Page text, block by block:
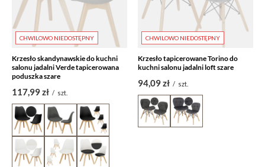
CHWILOWO NIEDOSTĘPNY
Krzesło skandynawskie do kuchni
salonu jadalni Verde tapicerowana
poduszka szare
117,99 zł / szt.
CHWILOWO NIEDOSTĘPNY
Krzesło tapicerowane Torino do
kuchni salonu jadalni loft szare
94,09 zł / szt.